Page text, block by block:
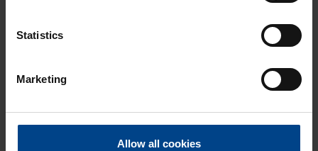
Statistics
Marketing
Allow all cookies
Ilmakatkaisijasarja